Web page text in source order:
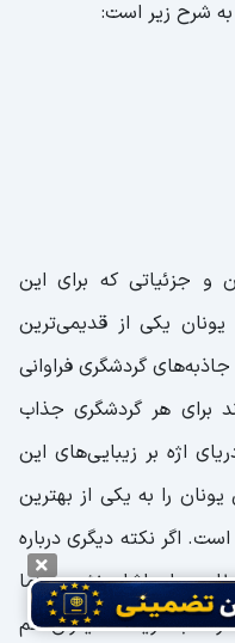
شرح زیر است:
و جزئیاتی که برای این
یکی از قدیمی‌ترین
گردشگری فراوانی
برای هر گردشگری جذاب
اژه بر زیبایی‌های این
را به یکی از بهترین
اگر نکته دیگری درباره
بدان اشاره نشد، حتما
بگذارید تا دیگران هم